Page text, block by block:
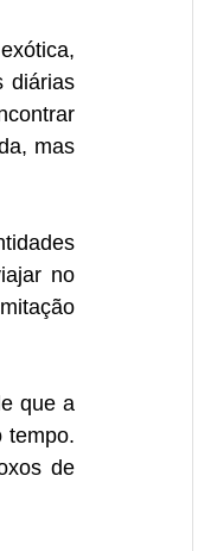
diárias
mas
no
que a
tempo.
de